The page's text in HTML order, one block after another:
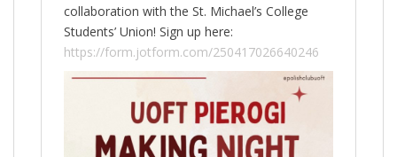
collaboration with the St. Michael’s College
Students’ Union! Sign up here:
https://form.jotform.com/250417026640246